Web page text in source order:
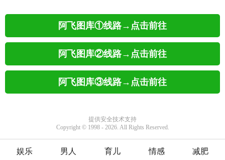
娱乐 男人 育儿 情感
减肥